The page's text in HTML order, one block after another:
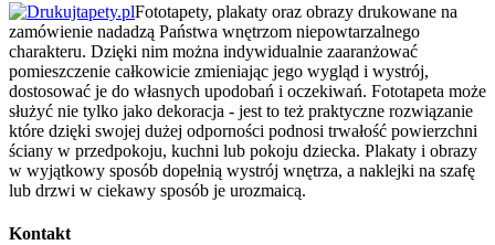
Fototapety, plakaty oraz obrazy drukowane na
zamówienie nadadzą Państwa wnętrzom niepowtarzalnego
charakteru. Dzięki nim można indywidualnie zaaranżować
pomieszczenie całkowicie zmieniając jego wygląd i wystrój,
dostosować je do własnych upodobań i oczekiwań. Fototapeta może
służyć nie tylko jako dekoracja - jest to też praktyczne rozwiązanie
które dzięki swojej dużej odporności podnosi trwałość powierzchni
ściany w przedpokoju, kuchni lub pokoju dziecka. Plakaty i obrazy
w wyjątkowy sposób dopełnią wystrój wnętrza, a naklejki na szafę
lub drzwi w ciekawy sposób je urozmaicą.
Kontakt